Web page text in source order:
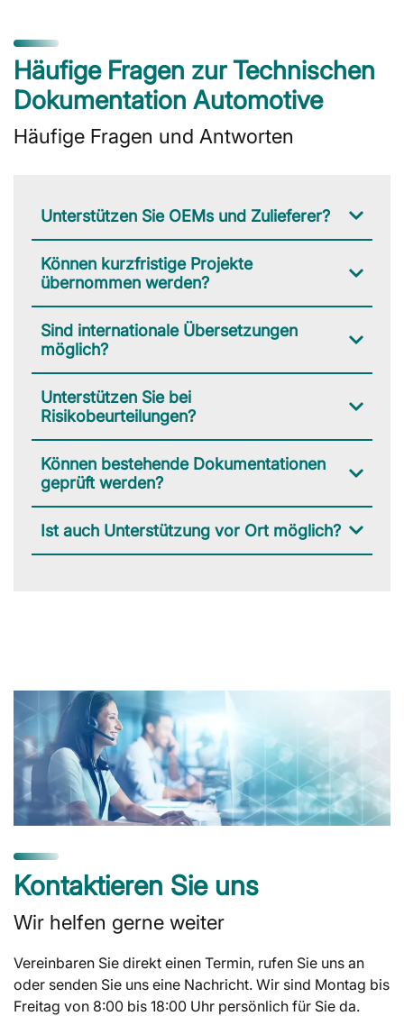
Häufige Fragen zur Technischen
Dokumentation Automotive
Häufige Fragen und Antworten
Unterstützen Sie OEMs und Zulieferer?
Können kurzfristige Projekte
übernommen werden?
Sind internationale Übersetzungen
möglich?
Unterstützen Sie bei
Risikobeurteilungen?
Können bestehende Dokumentationen
geprüft werden?
Ist auch Unterstützung vor Ort möglich?
Kontaktieren Sie uns
Wir helfen gerne weiter
Vereinbaren Sie direkt einen Termin, rufen Sie uns an
oder senden Sie uns eine Nachricht. Wir sind Montag bis
Freitag von 8:00 bis 18:00 Uhr persönlich für Sie da.